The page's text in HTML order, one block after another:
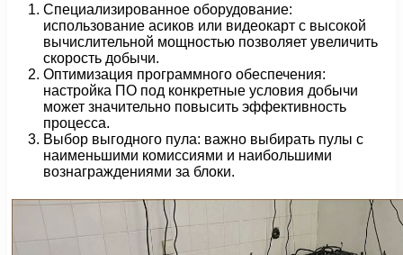
Специализированное оборудование:
использование асиков или видеокарт с высокой
вычислительной мощностью позволяет увеличить
скорость добычи.
Оптимизация программного обеспечения:
настройка ПО под конкретные условия добычи
может значительно повысить эффективность
процесса.
Выбор выгодного пула: важно выбирать пулы с
наименьшими комиссиями и наибольшими
вознаграждениями за блоки.